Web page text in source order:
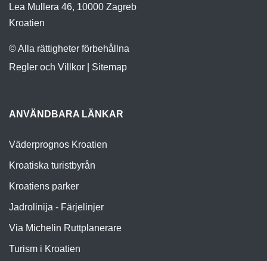
Lea Mullera 46, 10000 Zagreb
Kroatien
© Alla rättigheter förbehållna
Regler och Villkor
Sitemap
ANVÄNDBARA LÄNKAR
Väderprognos Kroatien
Kroatiska turistbyrån
Kroatiens parker
Jadrolinija - Färjelinjer
Via Michelin Ruttplanerare
Turism i Kroatien